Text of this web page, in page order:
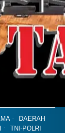
DAERAH
TNI-POLRI